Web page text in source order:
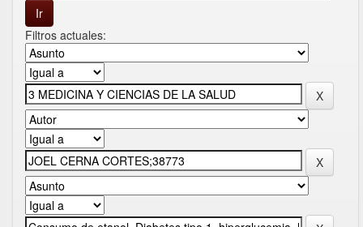
Filtros actuales: